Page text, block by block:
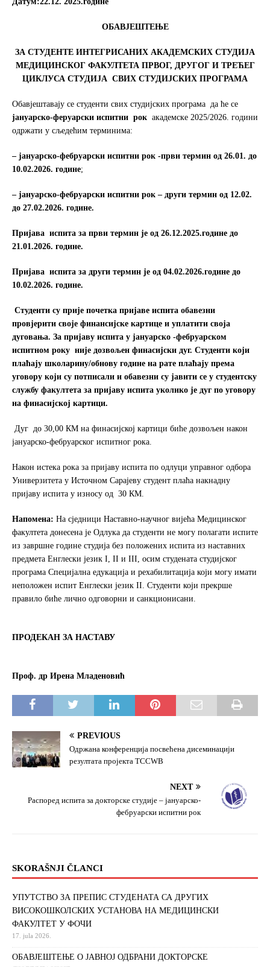
OБАВЈЕШТЕЊЕ
ЗА СТУДЕНТЕ ИНТЕГРИСАНИХ АКАДЕМСКИХ СТУДИЈА
МЕДИЦИНСКОГ ФАКУЛТЕТА ПРВОГ, ДРУГОГ И ТРЕЋЕГ
ЦИКЛУСА СТУДИЈА СВИХ СТУДИЈСКИХ ПРОГРАМА
Обавјештавају се студенти свих студијских програма да ће се
јануарско-феруарски испитни рок академске 2025/2026. години
одржати у сљедећим терминима:
– јануарско-фебруарски испитни рок -први термин од 26.01. до
10.02.2026. године;
– јануарско-фебруарски испитни рок – други термин од 12.02.
до 27.02.2026. године.
Пријава испита за први термин је од 26.12.2025.године до
21.01.2026. године.
Пријава испита за други термин је од 04.02.2026.године до
10.02.2026. године.
Студенти су прије почетка пријаве испита обавезни
провјерити своје финансијске картице и уплатити своја
дуговања. За пријаву испита у јануарско -фебруарском
испитном року није дозвољен финасијски дуг. Студенти који
плаћају школарину/обнову године на рате плаћају према
уговору који су потписали и обавезни су јавити се у студентску
службу факултета за пријаву испита уколико је дуг по уговору
на финасијској картици.
Дуг до 30,00 КМ на финасијској картици биће дозвољен након
јануарско-фебруарског испитног рока.
Након истека рока за пријаву испита по одлуци управног одбора
Универзитета у Источном Сарајеву студент плаћа накнадну
пријаву испита у износу од 30 КМ.
Напомена: На сједници Наставно-научног вијећа Медицинског
факултета донесена је Одлука да студенти не могу полагати испите
из завршне године студија без положених испита из наставних
предмета Енглески језик I, II и III, осим студената студијског
програма Специјална едукација и рехабилитација који могу имати
неположен испит Енглески језик II. Студенти који прекрше
правило биће лично одговорни и санкционисани.
ПРОДЕКАН ЗА НАСТАВУ
Проф. др Ирена Младеновић
PREVIOUS
Одржана конференција посвећена дисеминацији
резултата пројекта TCCWB
NEXT
Распоред испита за докторске студије – јануарско-
фебруарски испитни рок
SKORAŠNJI ČLANCI
УПУТСТВО ЗА ПРЕПИС СТУДЕНАТА СА ДРУГИХ
ВИСОКОШКОЛСКИХ УСТАНОВА НА МЕДИЦИНСКИ
ФАКУЛТЕТ У ФОЧИ
17. jula 2026.
ОБАВЈЕШТЕЊЕ О ЈАВНОЈ ОДБРАНИ ДОКТОРСКЕ